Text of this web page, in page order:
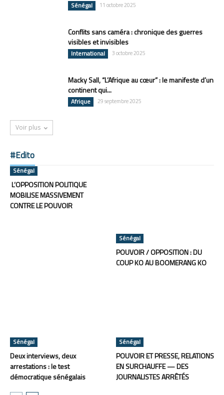
Sénégal 11 octobre 2025
Conflits sans caméra : chronique des guerres
visibles et invisibles
International 3 octobre 2025
Macky Sall, “L’Afrique au cœur” : le manifeste d’un
continent qui...
Afrique 29 septembre 2025
Voir plus
#Edito
Sénégal
L’OPPOSITION POLITIQUE
MOBILISE MASSIVEMENT
CONTRE LE POUVOIR
Sénégal
POUVOIR / OPPOSITION : DU
COUP KO AU BOOMERANG KO
Sénégal
Deux interviews, deux
arrestations : le test
démocratique sénégalais
Sénégal
POUVOIR ET PRESSE, RELATIONS
EN SURCHAUFFE — DES
JOURNALISTES ARRÊTÉS